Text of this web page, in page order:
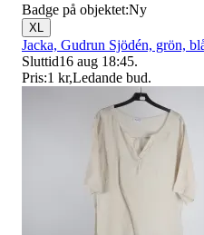
Badge på objektet:Ny
XL
Jacka, Gudrun Sjödén, grön,
Sluttid16 aug 18:45.
Pris:1 kr,Ledande bud.